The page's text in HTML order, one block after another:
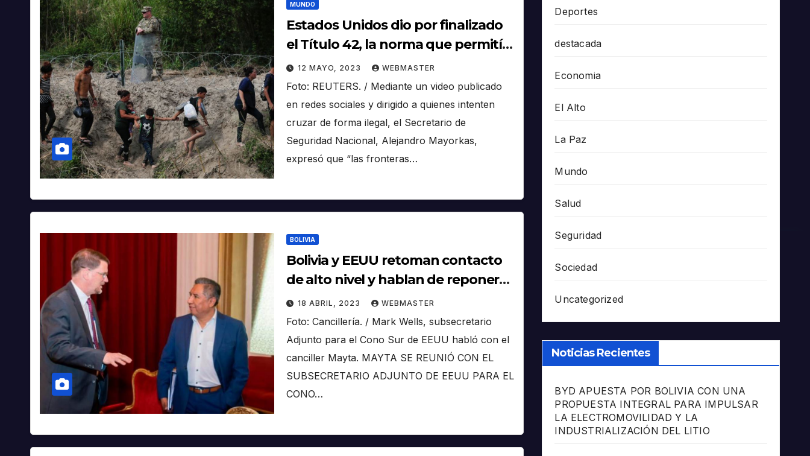
MUNDO
Estados Unidos dio por finalizado
el Título 42, la norma que permitía
la expulsión de migrantes por
motivos de salud pública
12 MAYO, 2023 WEBMASTER
Foto: REUTERS. / Mediante un video publicado
en redes sociales y dirigido a quienes intenten
cruzar de forma ilegal, el Secretario de
Seguridad Nacional, Alejandro Mayorkas,
expresó que “las fronteras…
BOLIVIA
Bolivia y EEUU retoman contacto
de alto nivel y hablan de reponer
embajadores
18 ABRIL, 2023 WEBMASTER
Foto: Cancillería. / Mark Wells, subsecretario
Adjunto para el Cono Sur de EEUU habló con el
canciller Mayta. MAYTA SE REUNIÓ CON EL
SUBSECRETARIO ADJUNTO DE EEUU PARA EL
CONO…
Deportes
destacada
Economia
El Alto
La Paz
Mundo
Salud
Seguridad
Sociedad
Uncategorized
Noticias Recientes
BYD APUESTA POR BOLIVIA CON UNA
PROPUESTA INTEGRAL PARA IMPULSAR
LA ELECTROMOVILIDAD Y LA
INDUSTRIALIZACIÓN DEL LITIO